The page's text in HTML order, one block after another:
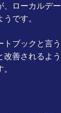
ローカルデ
です。
トブックと言
善されるよ